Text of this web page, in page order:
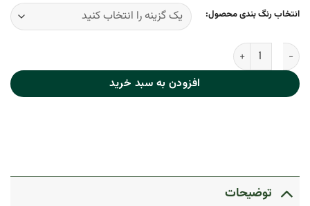
انتخاب رنگ بندی محصول:
پنکک چرب نوت Luminous Silk عدد
افزودن به سبد خرید
توضیحات